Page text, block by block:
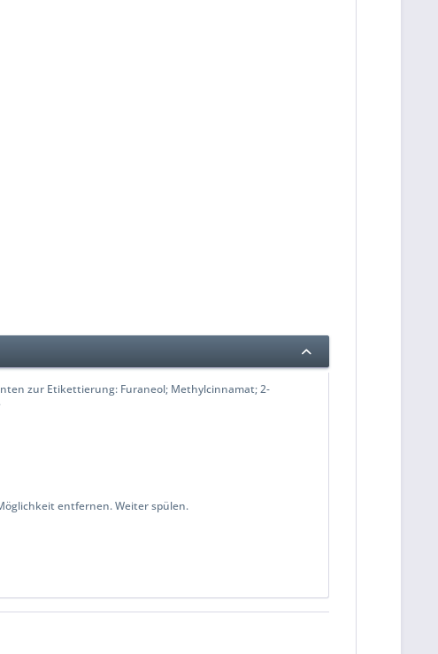
zur Etikettierung: Furaneol; Methylcinnamat; 2-
entfernen. Weiter spülen.